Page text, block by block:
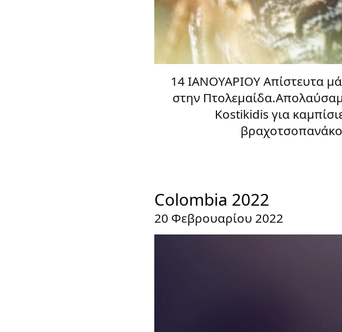
14 ΙΑΝΟΥΑΡΙΟΥ Απίστευτα
στην
Kostikidis για
Colombia 2022
20 Φεβρουαρίου 2022